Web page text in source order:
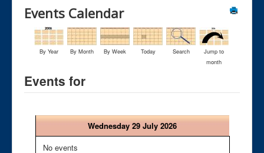
Events Calendar
By Year By Month By Week Today Search
Jump to
month
Events for
Wednesday 29 July 2026
No events